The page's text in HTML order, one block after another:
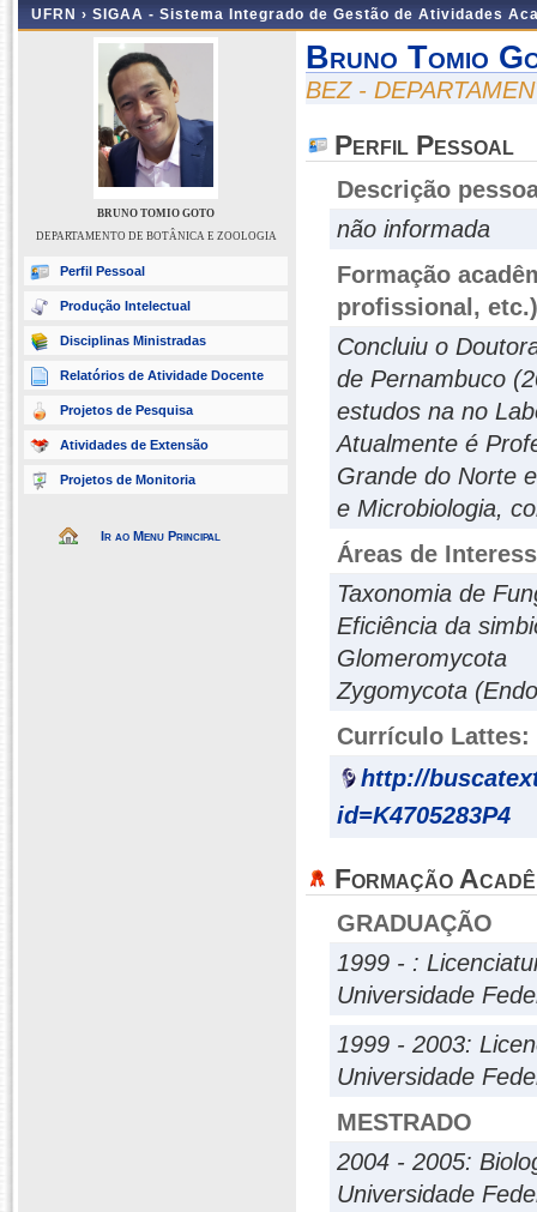
UFRN › SIGAA - Sistema Integrado de Gestão de Atividades
BRUNO TOMIO GOTO
DEPARTAMENTO DE BOTÂNICA E ZOOLOGIA
Perfil Pessoal
Produção Intelectual
Disciplinas Ministradas
Relatórios de Atividade Docente
Projetos de Pesquisa
Atividades de Extensão
Projetos de Monitoria
Ir ao Menu Principal
Bruno Tomio
BEZ -
Perfil Pessoal
Descrição
não informada
Formação
profissional, etc.)
Concluiu o
de Pernambuco
estudos na no
Atualmente é
Grande do Norte
e Microbiologia,
Áreas de
Taxonomia de
Eficiência da
Glomeromycota
Zygomycota
Currículo Lattes:
http://
id=K4705283P4
Formação
GRADUAÇÃO
1999 - :
Universidade
1999 - 2003:
Universidade
MESTRADO
2004 - 2005:
Universidade